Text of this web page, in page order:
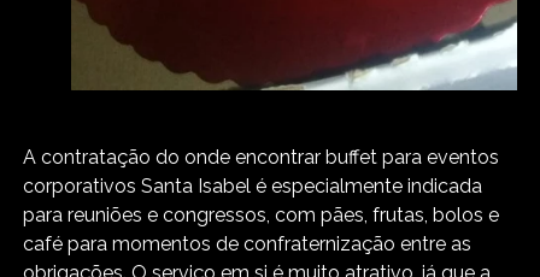
A contratação do onde encontrar buffet para eventos
corporativos Santa Isabel é especialmente indicada
para reuniões e congressos, com pães, frutas, bolos e
café para momentos de confraternização entre as
obrigações. O serviço em si é muito atrativo, já que a